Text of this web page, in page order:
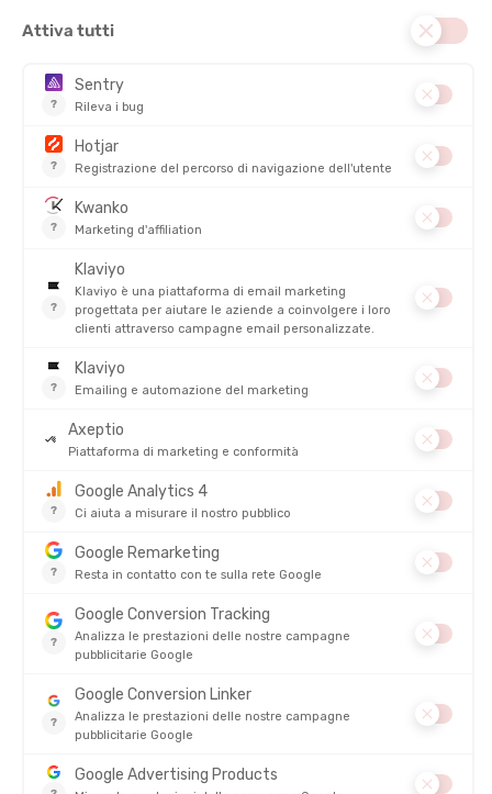
DAMART
DISPONIBILE - SPEDITO IN 24/48 ORE
-43%
39,99 €
22,90 € -36%
50,00 €
31,90 €
DAMART
INTIMO TERMICO ACTIVBODY 3
SCOLLO A V UOMO
-37%
55,00 €
34,90 €
DAMART
-30% 34,90 €